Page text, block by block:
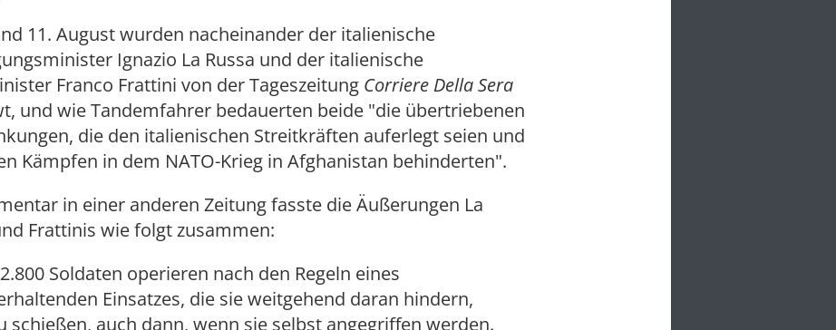
11. August wurden nacheinander der italienische
Ignazio La Russa und der italienische
Franco Frattini von der Tageszeitung Corriere Della Sera
und wie Tandemfahrer bedauerten beide "die übertriebenen
die den italienischen Streitkräften auferlegt seien und
Kämpfen in dem NATO-Krieg in Afghanistan behinderten".
in einer anderen Zeitung fasste die Äußerungen La
Frattinis wie folgt zusammen:
Soldaten operieren nach den Regeln eines
Einsatzes, die sie weitgehend daran hindern,
schießen, auch dann, wenn sie selbst angegriffen werden.